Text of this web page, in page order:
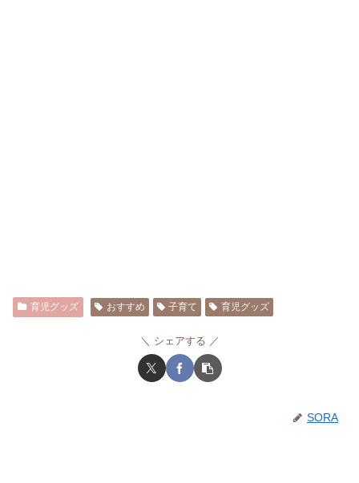
育児グッズ おすすめ 子育て 育児グッズ
シェアする
SORA